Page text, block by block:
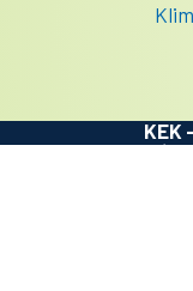
KEK